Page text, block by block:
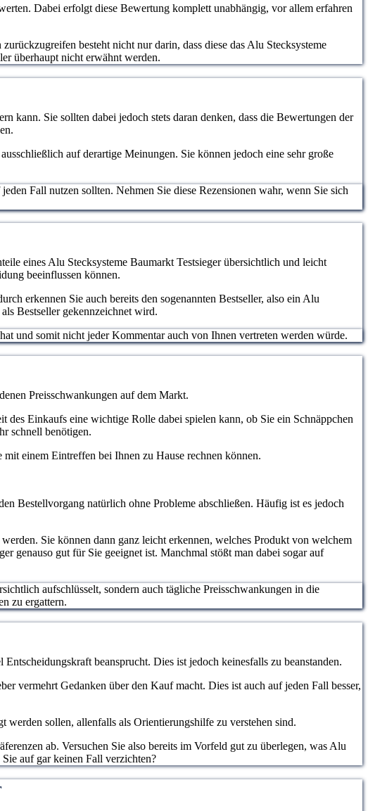
Dabei erfolgt diese Bewertung komplett unabhängig, vor allem erfahren
besteht nicht nur darin, dass diese das Alu Stecksysteme
überhaupt nicht erwähnt werden.
kann. Sie sollten dabei jedoch stets daran denken, dass die Bewertungen der
auf derartige Meinungen. Sie können jedoch eine sehr große
Fall nutzen sollten. Nehmen Sie diese Rezensionen wahr, wenn Sie sich
eines Alu Stecksysteme Baumarkt Testsieger übersichtlich und leicht
beeinflussen können.
erkennen Sie auch bereits den sogenannten Bestseller, also ein Alu
Bestseller gekennzeichnet wird.
und somit nicht jeder Kommentar auch von Ihnen vertreten werden würde.
Preisschwankungen auf dem Markt.
des Einkaufs eine wichtige Rolle dabei spielen kann, ob Sie ein Schnäppchen
schnell benötigen.
einem Eintreffen bei Ihnen zu Hause rechnen können.
Bestellvorgang natürlich ohne Probleme abschließen. Häufig ist es jedoch
Sie können dann ganz leicht erkennen, welches Produkt von welchem
genauso gut für Sie geeignet ist. Manchmal stößt man dabei sogar auf
aufschlüsselt, sondern auch tägliche Preisschwankungen in die
zu ergattern.
beansprucht. Dies ist jedoch keinesfalls zu beanstanden.
vermehrt Gedanken über den Kauf macht. Dies ist auch auf jeden Fall besser,
sollen, allenfalls als Orientierungshilfe zu verstehen sind.
ab. Versuchen Sie also bereits im Vorfeld gut zu überlegen, was Alu
auf gar keinen Fall verzichten?